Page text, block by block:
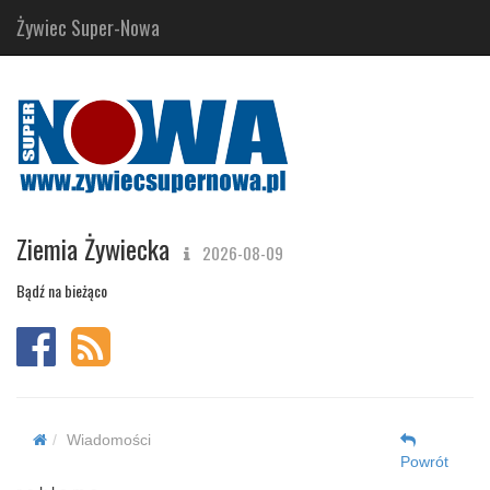
Żywiec Super-Nowa
Ziemia Żywiecka 2026-08-09
Bądź na bieżąco
Wiadomości
Powrót